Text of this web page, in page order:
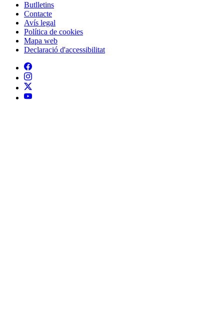
Peu
Butlletins
Contacte
Avís legal
Política de cookies
Mapa web
Declaració d'accessibilitat